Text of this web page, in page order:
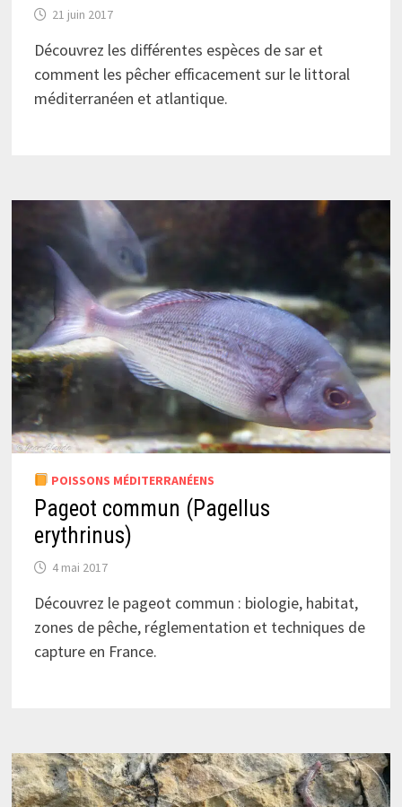
21 juin 2017
Découvrez les différentes espèces de sar et
comment les pêcher efficacement sur le littoral
méditerranéen et atlantique.
POISSONS MÉDITERRANÉENS
Pageot commun (Pagellus
erythrinus)
4 mai 2017
Découvrez le pageot commun : biologie, habitat,
zones de pêche, réglementation et techniques de
capture en France.